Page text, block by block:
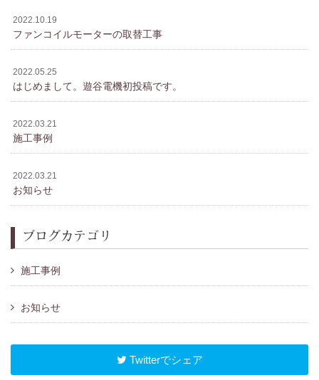
2022.10.19
ファンコイルモーターの取替工事
2022.05.25
はじめまして。遊谷電機初投稿です。
2022.03.21
施工事例
2022.03.21
お知らせ
ブログカテゴリ
施工事例
お知らせ
Twitterでシェア